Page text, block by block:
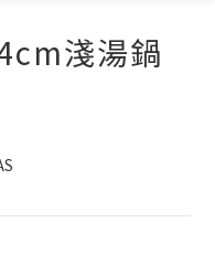
10、8/13 14:30–15:00政
速，官網操作可能受到影
淺湯鍋